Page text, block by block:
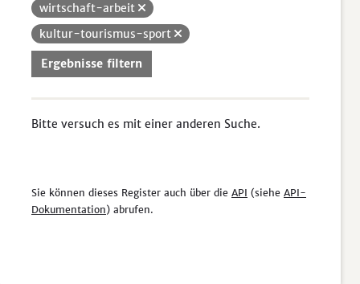
wirtschaft-arbeit
kultur-tourismus-sport
Ergebnisse filtern
Bitte versuch es mit einer anderen Suche.
Sie können dieses Register auch über die API (siehe API-
Dokumentation) abrufen.